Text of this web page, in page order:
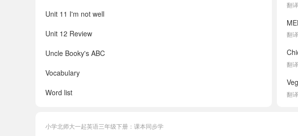
翻
翻
翻
翻
Unit 11 I'm not well
Unit 12 Review
Uncle Booky's ABC
Vocabulary
Word list
小学北师大一起英语三年级下册：课本同步学